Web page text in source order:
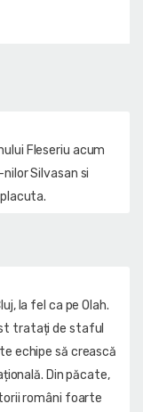
Fleseriu acum
Silvasan si
la fel ca pe Olah.
tratați de staful
echipe să crească
Din păcate,
români foarte